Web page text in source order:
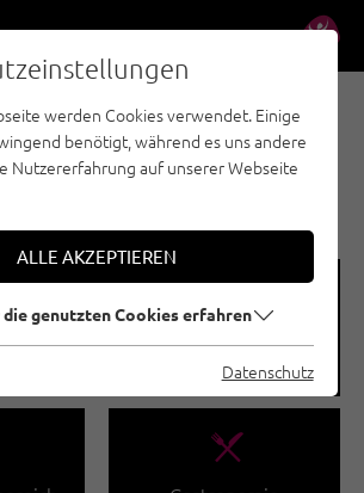
- KUFSTEINERLAND
KUFSTEIN
🐡
Kletterkurse
JA
🌆
werden Cookies verwendet. Einige
benötigt, während es uns andere
Nutzererfahrung auf unserer Webseite
ALLE AKZEPTIEREN
die genutzten Cookies erfahren
Datenschutz